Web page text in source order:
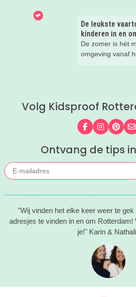
weer een aantal
in Zuid-Holland.
natuurlijk graag
De leukste
kinderen in en
De zomer is hét
omgeving vanaf
historisch schip.
havenuitjes - een
tips voor
een heerlijke dag
hele familie.
Volg Kidsproof
Volg ons op
Volg ons
Volg
Ontvang de tips
"Wij vinden het elke keer weer te
adresjes te vinden in en om Rotterdam!
je!" Karin &